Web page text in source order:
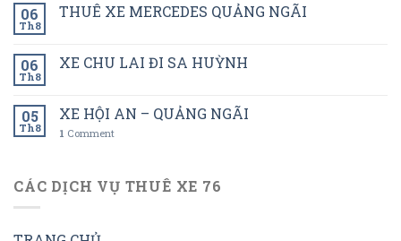
06
Th8
THUÊ XE MERCEDES QUẢNG NGÃI
06
Th8
XE CHU LAI ĐI SA HUỲNH
05
Th8
XE HỘI AN – QUẢNG NGÃI
1 Comment
CÁC DỊCH VỤ THUÊ XE 76